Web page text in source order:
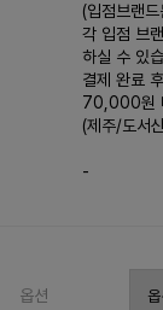
(입점브랜
각 입점 브
하실 수 있
결제 완료
70,000원
(제주/도서
-
옵션